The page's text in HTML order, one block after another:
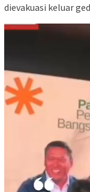
dievakuasi keluar
Pemutar